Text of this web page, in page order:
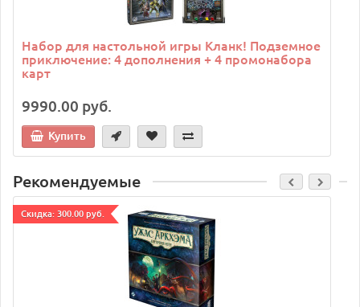
Набор для настольной игры Кланк! Подземное
приключение: 4 дополнения + 4 промонабора
карт
9990.00 руб.
Купить
Рекомендуемые
Cкидка: 300.00 руб.